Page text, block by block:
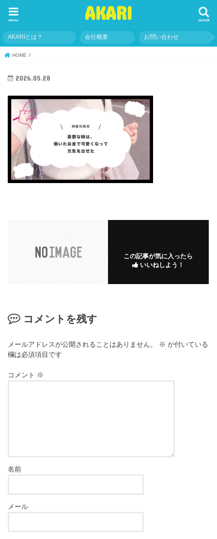
AKARI search
menu
AKARIとは？ 会社概要 お問い合わせ
HOME
2026.05.28
この記事が気に入ったら
いいねしよう！
コメントを残す
メールアドレスが公開されることはありません。 ※ が付いている
欄は必須項目です
コメント ※
名前
メール